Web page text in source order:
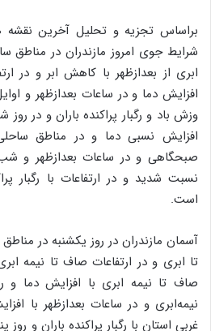
براساس تجزیه و تحلیل آخرین
شرایط جوی امروز مازندران در مناطق
ابری از بعدازظهر با کاهش ابر و در
افزایش‌ دما و در ساعات بعدازظهر و
وزش باد و رگبار پراکنده باران و در روز
افزایش‌ نسبی دما و در مناطق
صبحگاهی و در ساعات بعدازظهر و شب
نسبت شدید و در ارتفاعات با رگبار
است.
آسمان مازندران در روز یکشنبه در
تا ابری و در ارتفاعات صاف تا نیمه‌
صاف تا نیمه‌ ابری با افزایش‌ دما و
نیمه‌ابری و در ساعات بعدازظهر با
غربی استان با رگبار پراکنده باران و روز